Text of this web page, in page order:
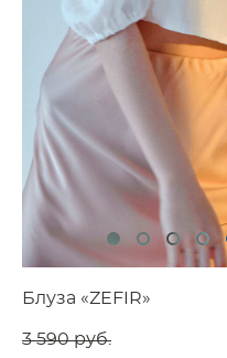
Блуза «ZEFIR»
3 590 pуб.